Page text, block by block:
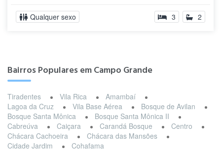
Qualquer sexo 3 2
Bairros Populares em Campo Grande
Tiradentes Vila Rica
Amambaí
Lagoa da Cruz
Vila Base Aérea
Bosque de Avilan
Bosque Santa Mônica
Bosque Santa Mônica II
Cabreúva
Caiçara Carandá Bosque
Centro
Chácara Cachoeira
Chácara das Mansões
Cidade Jardim
Cohafama